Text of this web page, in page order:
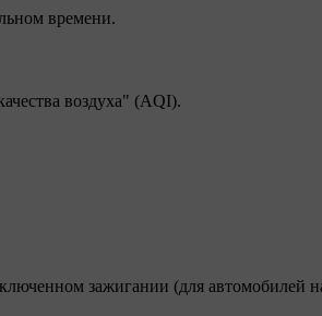
времени.
воздуха" (AQI).
зажигании (для автомобилей